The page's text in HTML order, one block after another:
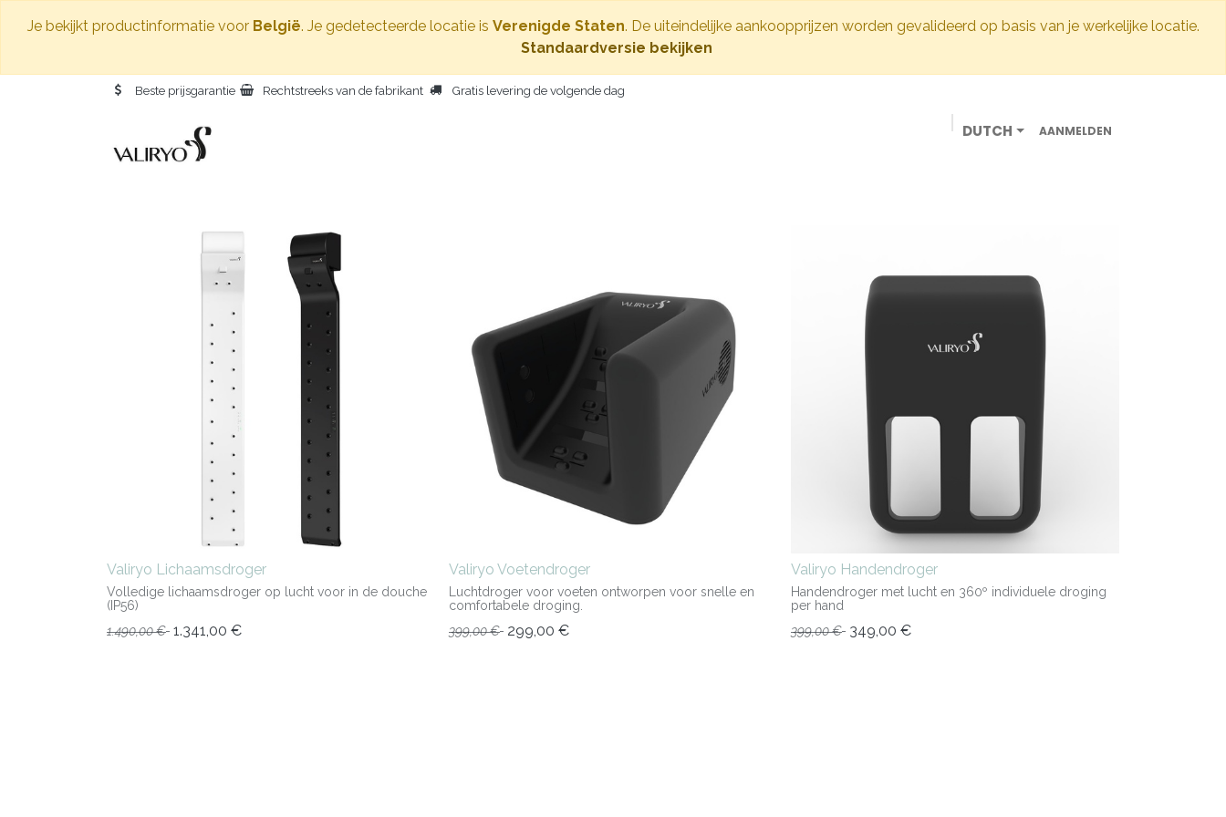
Je bekijkt productinformatie voor België. Je gedetecteerde locatie is Verenigde Staten. De uiteindelijke aankoopprijzen worden gevalideerd op basis van je werkelijke locatie.
Standaardversie bekijken
Beste prijsgarantie Rechtstreeks van de fabrikant Gratis levering de volgende dag
DUTCH AANMELDEN
Valiryo Lichaamsdroger
Volledige lichaamsdroger op lucht voor in de douche
(IP56)
1.490,00€ 1.341,00 €
Valiryo Voetendroger
Luchtdroger voor voeten ontworpen voor snelle en
comfortabele droging.
399,00€ 299,00 €
Valiryo Handendroger
Handendroger met lucht en 360º individuele droging
per hand
399,00€ 349,00 €